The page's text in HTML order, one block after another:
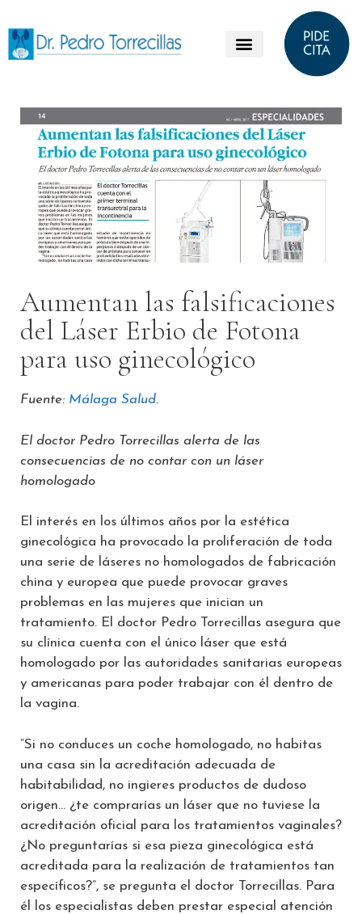
Aumentan las falsificaciones
del Láser Erbio de Fotona
para uso ginecológico
Fuente: Málaga Salud.
El doctor Pedro Torrecillas alerta de las
consecuencias de no contar con un láser
homologado
El interés en los últimos años por la estética
ginecológica ha provocado la proliferación de toda
una serie de láseres no homologados de fabricación
china y europea que puede provocar graves
problemas en las mujeres que inician un
tratamiento. El doctor Pedro Torrecillas asegura que
su clínica cuenta con el único láser que está
homologado por las autoridades sanitarias europeas
y americanas para poder trabajar con él dentro de
la vagina.
“Si no conduces un coche homologado, no habitas
una casa sin la acreditación adecuada de
habitabilidad, no ingieres productos de dudoso
origen… ¿te comprarías un láser que no tuviese la
acreditación oficial para los tratamientos vaginales?
¿No preguntarías si esa pieza ginecológica está
acreditada para la realización de tratamientos tan
específicos?”, se pregunta el doctor Torrecillas. Para
él los especialistas deben prestar especial atención